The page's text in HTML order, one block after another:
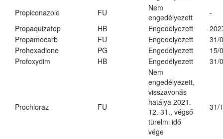
Propiconazole FU
Nem
engedélyezett
-
Propaquizafop
HB Engedélyezett
Propamocarb
FU Engedélyezett
31/
Prohexadione
PG Engedélyezett
15/
Profoxydim
HB Engedélyezett 31/
Prochloraz FU
Nem
engedélyezett,
visszavonás
hatálya 2021.
12. 31., végső
türelmi idő
vége
31/